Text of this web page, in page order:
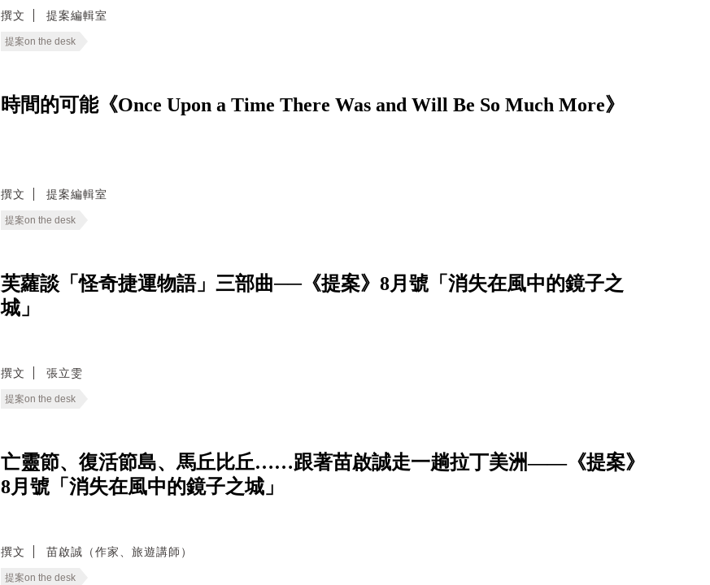
撰文 提案編輯室
提案on the desk
時間的可能《Once Upon a Time There Was and Will Be So Much More》
撰文 提案編輯室
提案on the desk
芙蘿談「怪奇捷運物語」三部曲──《提案》8月號「消失在風中的鏡子之
城」
撰文 張立雯
提案on the desk
亡靈節、復活節島、馬丘比丘……跟著苗啟誠走一趟拉丁美洲——《提案》
8月號「消失在風中的鏡子之城」
撰文 苗啟誠（作家、旅遊講師）
提案on the desk